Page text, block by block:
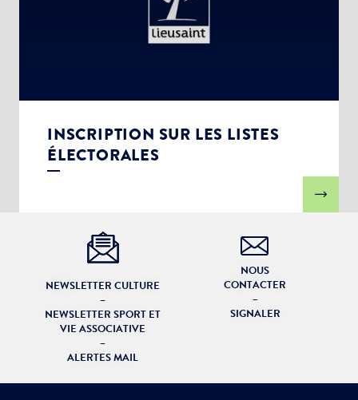
INSCRIPTION SUR LES LISTES
ÉLECTORALES
NEWSLETTER CULTURE
–
NEWSLETTER SPORT ET
VIE ASSOCIATIVE
–
ALERTES MAIL
NOUS
CONTACTER
–
SIGNALER